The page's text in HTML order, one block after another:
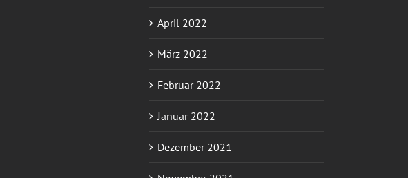
April 2022
März 2022
Februar 2022
Januar 2022
Dezember 2021